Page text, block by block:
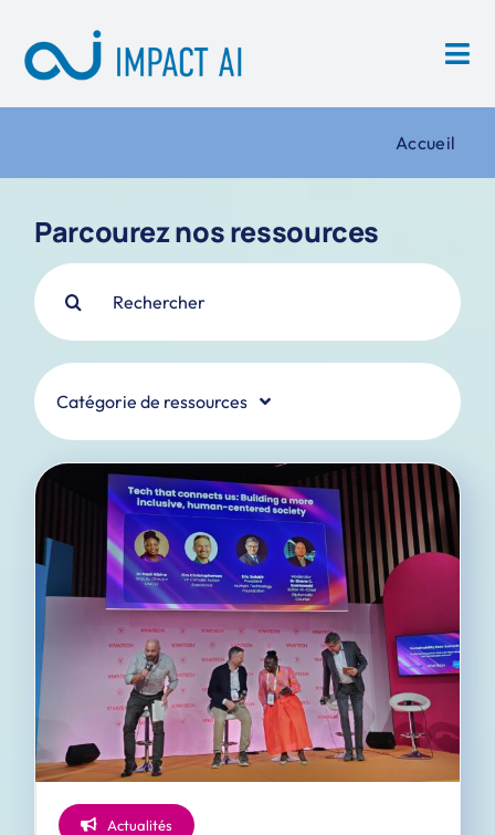
content
Accueil
Parcourez nos ressources
Search
for:
Catégorie de ressources
Actualités
Evénements
Presse
Publications
Actualités